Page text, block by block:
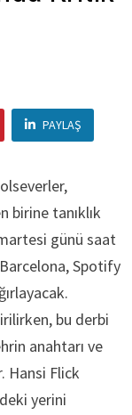
PAYLAŞ
birine tanıklık
günü saat
Spotify
bu derbi
anahtarı ve
Hansi Flick
yerini